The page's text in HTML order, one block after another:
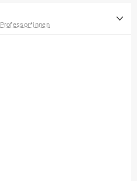
Professor*innen